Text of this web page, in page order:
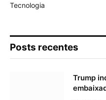
Tecnologia
Posts recentes
Trump